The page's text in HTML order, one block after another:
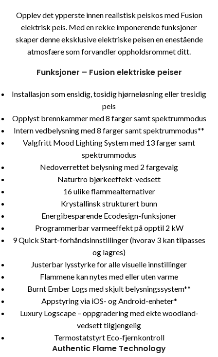
Opplev det ypperste innen realistisk peiskos med Fusion
elektrisk peis. Med en rekke imponerende funksjoner
skaper denne eksklusive elektriske peisen en enestående
atmosfære som forvandler oppholdsrommet ditt.
Funksjoner – Fusion elektriske peiser
Installasjon som ensidig, tosidig hjørneløsning eller tresidig
peis
Opplyst brennkammer med 8 farger samt spektrummodus
Intern vedbelysning med 8 farger samt spektrummodus**
Valgfritt Mood Lighting System med 13 farger samt
spektrummodus
Nedoverrettet belysning med 2 fargevalg
Naturtro bjørkeeffekt-vedsett
16 ulike flammealternativer
Krystallinsk strukturert bunn
Energibesparende Ecodesign-funksjoner
Programmerbar varmeeffekt på opptil 2 kW
9 Quick Start-forhåndsinnstillinger (hvorav 3 kan tilpasses
og lagres)
Justerbar lysstyrke for alle visuelle innstillinger
Flammene kan nytes med eller uten varme
Burnt Ember Logs med skjult belysningssystem**
Appstyring via iOS- og Android-enheter*
Luxury Logscape – oppgradering med ekte woodland-
vedsett tilgjengelig
Termostatstyrt Eco-fjernkontroll
Authentic Flame Technology